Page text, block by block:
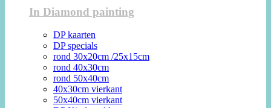
In Diamond painting
DP kaarten
DP specials
rond 30x20cm /25x15cm
rond 40x30cm
rond 50x40cm
40x30cm vierkant
50x40cm vierkant